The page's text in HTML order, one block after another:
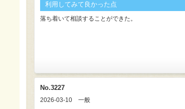
利用してみて良かった点
落ち着いて相談することができた。
No.3227
2026-03-10 一般